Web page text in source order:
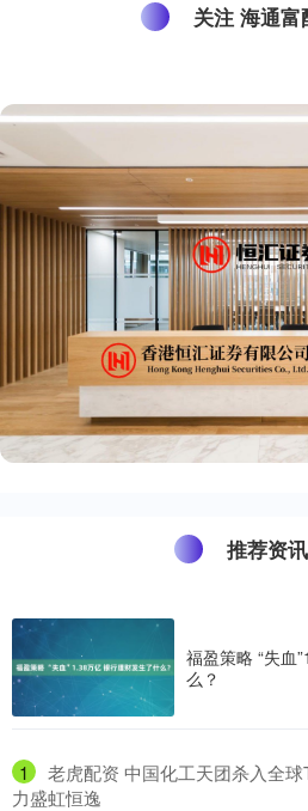
关注 海通富
推荐资讯
福盈策略 “失血
么？
1
老虎配资 中国化工天团杀入全
力盛虹恒逸